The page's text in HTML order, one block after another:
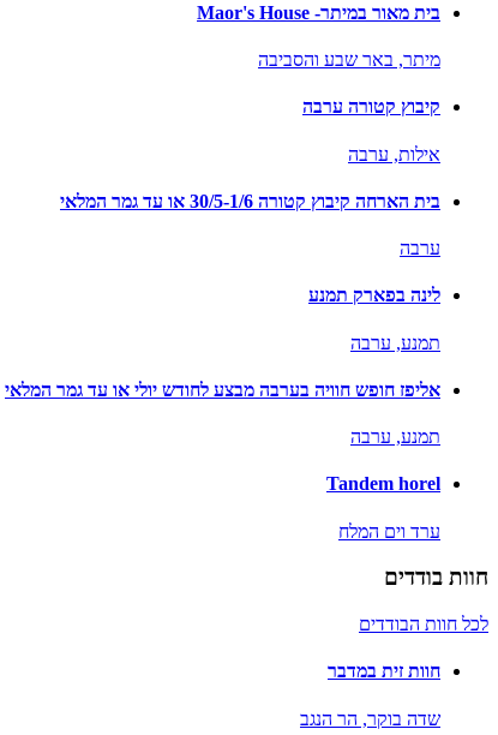
בית מאור במיתר- Maor's House
מיתר, באר שבע והסביבה
קיבוץ קטורה ערבה
אילות, ערבה
בית הארחה קיבוץ קטורה 30/5-1/6 או עד גמר המלאי
ערבה
לינה בפארק תמנע
תמנע, ערבה
אליפז חופש חוויה בערבה מבצע לחודש יולי או עד גמר המלאי
תמנע, ערבה
Tandem horel
ערד וים המלח
חוות בודדים
לכל חוות הבודדים
חוות זית במדבר
שדה בוקר, הר הנגב